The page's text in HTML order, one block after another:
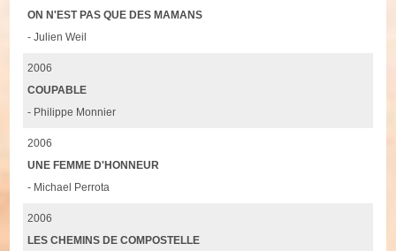
ON N'EST PAS QUE DES MAMANS
- Julien Weil
2006
COUPABLE
- Philippe Monnier
2006
UNE FEMME D'HONNEUR
- Michael Perrota
2006
LES CHEMINS DE COMPOSTELLE